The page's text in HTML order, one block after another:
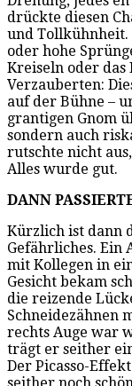
drückte diesen
und Tollkühnheit.
oder hohe
Kreiseln oder das
Verzauberten:
auf der Bühne –
grantigen Gnom
sondern auch
rutschte nicht
Alles wurde gut.
DANN
Kürzlich ist dann
Gefährliches. Ein
mit Kollegen in
Gesicht bekam
die reizende
Schneidezähnen
rechts Auge war
trägt er seither
Der Picasso-